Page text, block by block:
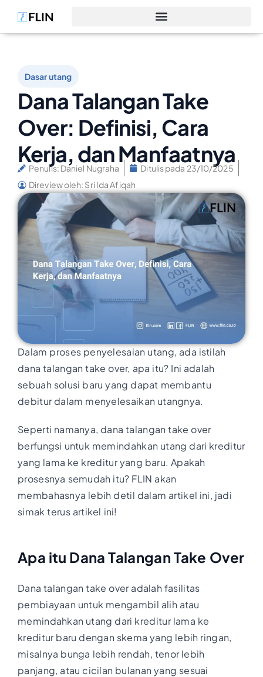
Dasar utang
Dana Talangan Take
Over: Definisi, Cara
Kerja, dan Manfaatnya
Penulis: Daniel Nugraha Ditulis pada 23/10/2025
Direview oleh: Sri Ida Afiqah
Dalam proses penyelesaian utang, ada istilah
dana talangan take over, apa itu? Ini adalah
sebuah solusi baru yang dapat membantu
debitur dalam menyelesaikan utangnya.
Seperti namanya, dana talangan take over
berfungsi untuk memindahkan utang dari kreditur
yang lama ke kreditur yang baru. Apakah
prosesnya semudah itu? FLIN akan
membahasnya lebih detil dalam artikel ini, jadi
simak terus artikel ini!
Apa itu Dana Talangan Take Over
Dana talangan take over adalah fasilitas
pembiayaan untuk mengambil alih atau
memindahkan utang dari kreditur lama ke
kreditur baru dengan skema yang lebih ringan,
misalnya bunga lebih rendah, tenor lebih
panjang, atau cicilan bulanan yang sesuai